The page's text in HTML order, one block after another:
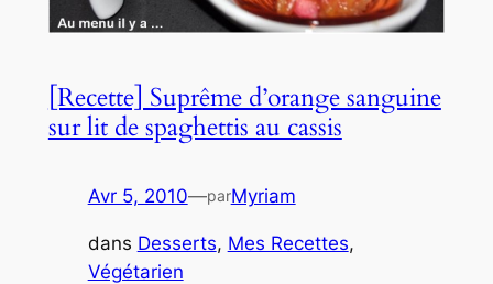
[Recette] Suprême d’orange sanguine
sur lit de spaghettis au cassis
Avr 5, 2010—parMyriam
dans Desserts, Mes Recettes
Végétarien